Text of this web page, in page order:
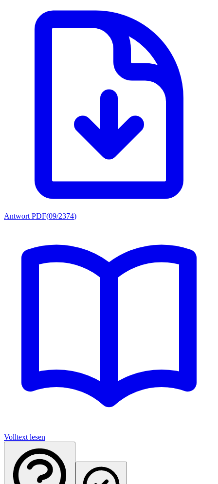
Antwort PDF(09/2374)
Volltext lesen